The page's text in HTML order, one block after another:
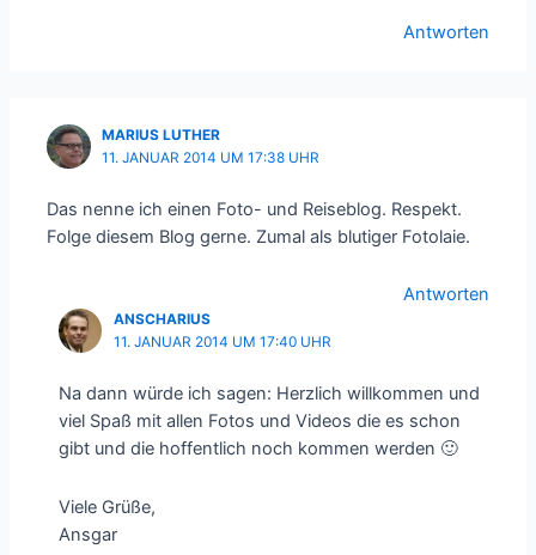
Antworten
MARIUS LUTHER
11. JANUAR 2014 UM 17:38 UHR
Das nenne ich einen Foto- und Reiseblog. Respekt.
Folge diesem Blog gerne. Zumal als blutiger Fotolaie.
Antworten
ANSCHARIUS
11. JANUAR 2014 UM 17:40 UHR
Na dann würde ich sagen: Herzlich willkommen und
viel Spaß mit allen Fotos und Videos die es schon
gibt und die hoffentlich noch kommen werden 🙂
Viele Grüße,
Ansgar